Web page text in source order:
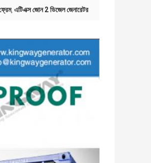
, এটিএক্স জোন 2 ডিজেল জেনারেটর